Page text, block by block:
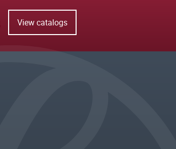
View catalogs